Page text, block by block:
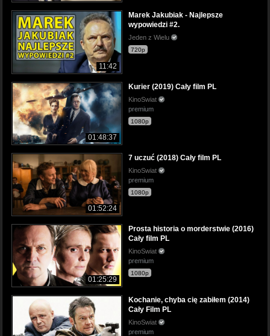
11:42
Marek Jakubiak - Najlepsze
wypowiedzi #2.
Jeden z Wielu
720p
01:48:37
Kurier (2019) Cały film PL
KinoSwiat
premium
1080p
01:52:24
7 uczuć (2018) Cały film PL
KinoSwiat
premium
1080p
01:25:29
Prosta historia o morderstwie (2016)
Cały film PL
KinoSwiat
premium
1080p
Kochanie, chyba cię zabiłem (2014)
Cały Film PL
KinoSwiat
premium